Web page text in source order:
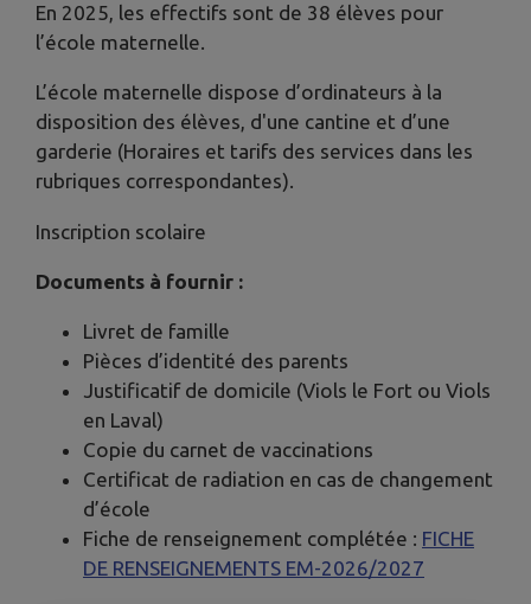
En 2025, les effectifs sont de 38 élèves pour
l’école maternelle.
L’école maternelle dispose d’ordinateurs à la
disposition des élèves, d'une cantine et d’une
garderie (Horaires et tarifs des services dans les
rubriques correspondantes).
Inscription scolaire
Documents à fournir :
Livret de famille
Pièces d’identité des parents
Justificatif de domicile (Viols le Fort ou Viols
en Laval)
Copie du carnet de vaccinations
Certificat de radiation en cas de changement
d’école
Fiche de renseignement complétée : FICHE
DE RENSEIGNEMENTS EM-2026/2027